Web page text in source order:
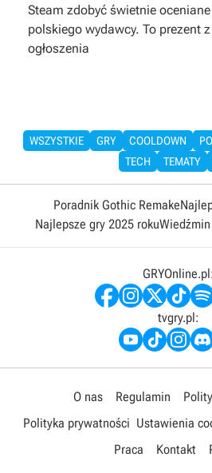
Steam zdobyć świetnie
polskiego wydawcy. To prezent
ogłoszenia
WSZYSTKIE GRY COOLDOWN
TECH
TEMATY
Poradnik Gothic Remake
Najlepsze gry 2025 roku
GRYOnline.pl:
tvgry.pl:
O nas Regulamin
Polityka prywatności Ustawienia
Praca
Kontakt